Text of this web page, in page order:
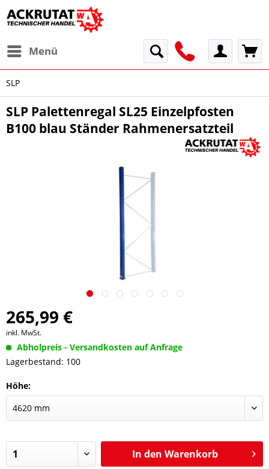
Menü
SLP
SLP Palettenregal SL25 Einzelpfosten
B100 blau Ständer Rahmenersatzteil
265,99 €
inkl. MwSt.
Abholpreis - Versandkosten auf Anfrage
Lagerbestand: 100
Höhe:
In den Warenkorb